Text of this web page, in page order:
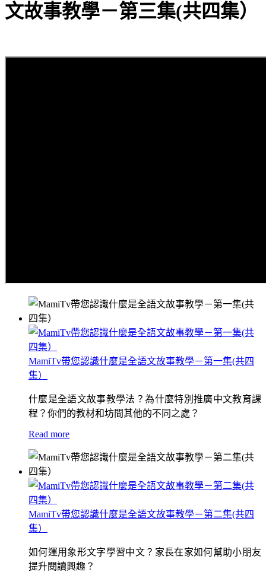
文故事教學－第三集(共四集）
MamiTv帶您認識什麼是全語文故事教學－第一集(共四
集）
什麼是全語文故事教學法？為什麼特別推廣中文教育課
程？你們的教材和坊間其他的不同之處？
Read more
MamiTv帶您認識什麼是全語文故事教學－第二集(共四
集）
如何運用象形文字學習中文？家長在家如何幫助小朋友
提升閱讀興趣？